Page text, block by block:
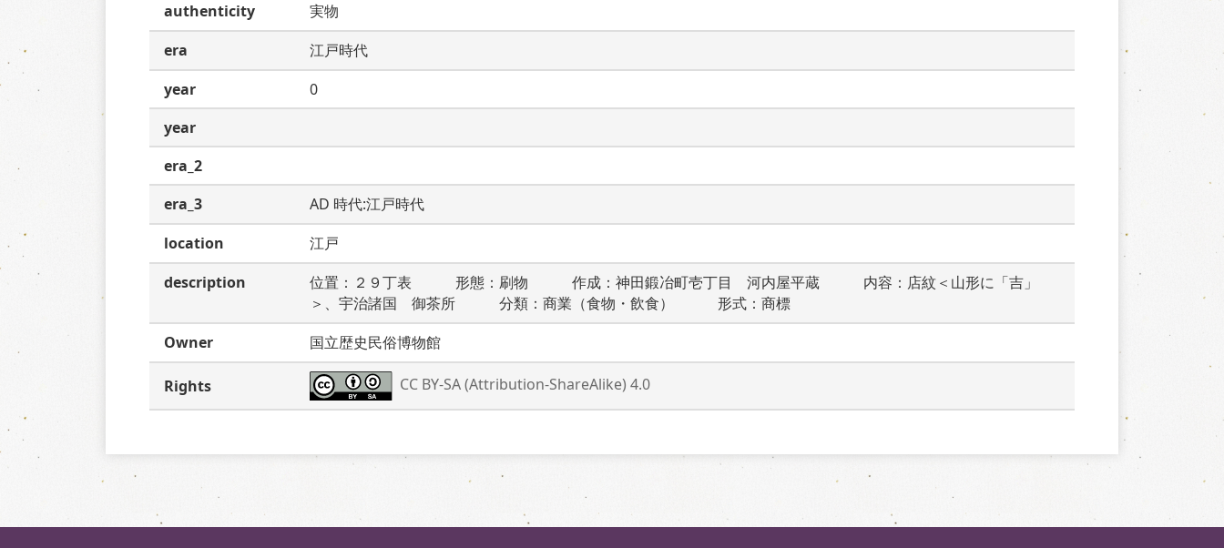
authenticity
実物
era
江戸時代
year
0
year
era_2
era_3
AD 時代:江戸時代
location
江戸
description
位置：２９丁表　　　形態：刷物　　　作成：神田鍛冶町壱丁目　河内屋平蔵　　　内容：店紋＜山形に「吉」
＞、宇治諸国　御茶所　　　分類：商業（食物・飲食）　　　形式：商標
Owner
国立歴史民俗博物館
Rights CC BY-SA (Attribution-ShareAlike) 4.0